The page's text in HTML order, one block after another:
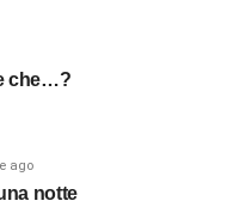
che…?
ago
notte